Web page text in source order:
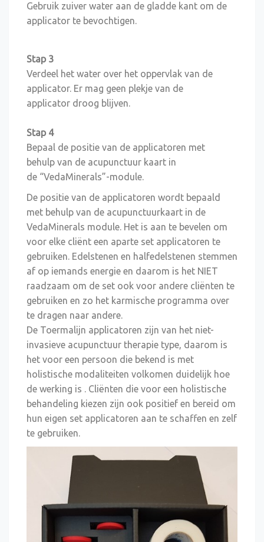
Gebruik zuiver water aan de gladde kant om de
applicator te bevochtigen.
Stap 3
Verdeel het water over het oppervlak van de
applicator. Er mag geen plekje van de
applicator droog blijven.
Stap 4
Bepaal de positie van de applicatoren met
behulp van de acupunctuur kaart in
de “VedaMinerals”-module.
De positie van de applicatoren wordt bepaald
met behulp van de acupunctuurkaart in de
VedaMinerals module. Het is aan te bevelen om
voor elke cliënt een aparte set applicatoren te
gebruiken. Edelstenen en halfedelstenen stemmen
af op iemands energie en daarom is het NIET
raadzaam om de set ook voor andere cliënten te
gebruiken en zo het karmische programma over
te dragen naar andere.
De Toermalijn applicatoren zijn van het niet-
invasieve acupunctuur therapie type, daarom is
het voor een persoon die bekend is met
holistische modaliteiten volkomen duidelijk hoe
de werking is . Cliënten die voor een holistische
behandeling kiezen zijn ook positief en bereid om
hun eigen set applicatoren aan te schaffen en zelf
te gebruiken.